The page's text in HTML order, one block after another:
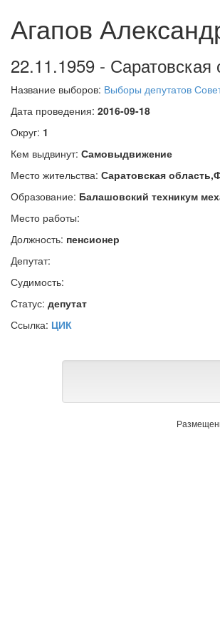
Агапов
22.11.1959 -
Название выборов: Выборы депутатов
Дата проведения: 2016-09-18
Округ: 1
Кем выдвинут: Самовыдвижение
Место жительства: Саратовская
Образование: Балашовский техникум
Место работы:
Должность: пенсионер
Депутат:
Судимость:
Статус: депутат
Ссылка: ЦИК